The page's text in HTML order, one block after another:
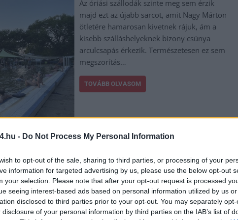
- Do Not Process My Personal Information
to opt-out of the sale, sharing to third parties, or processing of your
information for targeted advertising by us, please use the below opt-out
your selection. Please note that after your opt-out request is processed
seeing interest-based ads based on personal information utilized by us
disclosed to third parties prior to your opt-out. You may separately
disclosure of your personal information by third parties on the IAB’s list of
Az óriási szállodák szinte meg sem érzik
majd ezt az újabb sarcot, amit Nagy Márton
ötletére hamarosan kivetnek rájuk, ám a
kisebb szálláshelyeknek bizony csúnya
arculcsapás érkezik. Természetesen ez sem
megszorítás…
TOVÁBB OLVASOM
,minősítés,nagy márton,orbán ráhel ,sarcolás,szállások ,szálloda,tiborcz,
ön, vagy a gyermeke? Innentől a sokszorosát